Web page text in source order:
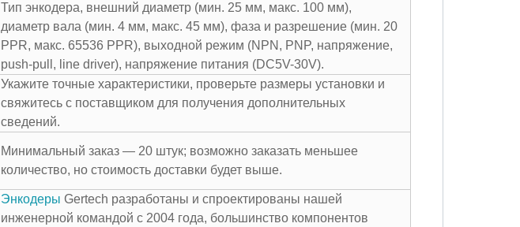
Тип энкодера, внешний диаметр (мин. 25 мм, макс. 100 мм),
диаметр вала (мин. 4 мм, макс. 45 мм), фаза и разрешение (мин. 20
PPR, макс. 65536 PPR), выходной режим (NPN, PNP, напряжение,
push-pull, line driver), напряжение питания (DC5V-30V).
Укажите точные характеристики, проверьте размеры установки и
свяжитесь с поставщиком для получения дополнительных
сведений.
Минимальный заказ — 20 штук; возможно заказать меньшее
количество, но стоимость доставки будет выше.
Энкодеры Gertech разработаны и спроектированы нашей
инженерной командой с 2004 года, большинство компонентов